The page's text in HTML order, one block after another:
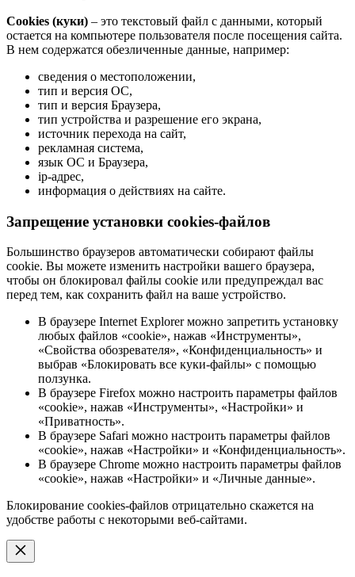
Cookies (куки) – это текстовый файл с данными, который
остается на компьютере пользователя после посещения сайта.
В нем содержатся обезличенные данные, например:
сведения о местоположении,
тип и версия ОС,
тип и версия Браузера,
тип устройства и разрешение его экрана,
источник перехода на сайт,
рекламная система,
язык ОС и Браузера,
ip-адрес,
информация о действиях на сайте.
Запрещение установки cookies-файлов
Большинство браузеров автоматически собирают файлы
cookie. Вы можете изменить настройки вашего браузера,
чтобы он блокировал файлы cookie или предупреждал вас
перед тем, как сохранить файл на ваше устройство.
В браузере Internet Explorer можно запретить установку
любых файлов «cookie», нажав «Инструменты»,
«Свойства обозревателя», «Конфиденциальность» и
выбрав «Блокировать все куки-файлы» с помощью
ползунка.
В браузере Firefox можно настроить параметры файлов
«cookie», нажав «Инструменты», «Настройки» и
«Приватность».
В браузере Safari можно настроить параметры файлов
«cookie», нажав «Настройки» и «Конфиденциальность».
В браузере Chrome можно настроить параметры файлов
«cookie», нажав «Настройки» и «Личные данные».
Блокирование cookies-файлов отрицательно скажется на
удобстве работы с некоторыми веб-сайтами.